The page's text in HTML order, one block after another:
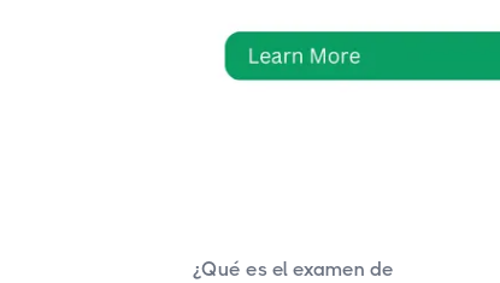
¿Qué es el examen de